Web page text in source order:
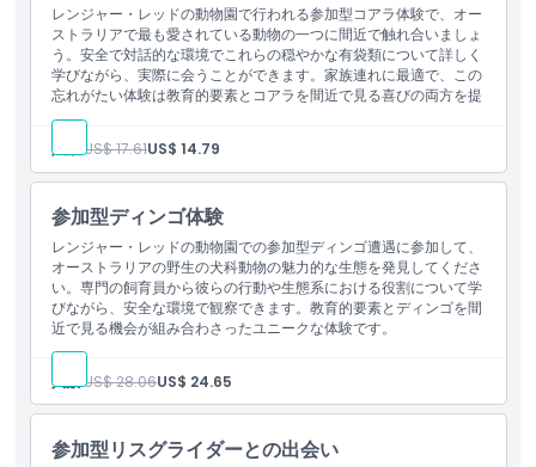
レンジャー・レッドの動物園で行われる参加型コアラ体験で、オー
ストラリアで最も愛されている動物の一つに間近で触れ合いましょ
う。安全で対話的な環境でこれらの穏やかな有袋類について詳しく
学びながら、実際に会うことができます。家族連れに最適で、この
忘れがたい体験は教育的要素とコアラを間近で見る喜びの両方を提
供します。
人数: US$ 17.61US$ 14.79
参加型ディンゴ体験
レンジャー・レッドの動物園での参加型ディンゴ遭遇に参加して、
オーストラリアの野生の犬科動物の魅力的な生態を発見してくださ
い。専門の飼育員から彼らの行動や生態系における役割について学
びながら、安全な環境で観察できます。教育的要素とディンゴを間
近で見る機会が組み合わさったユニークな体験です。
人数:US$ 28.06US$ 24.65
参加型リスグライダーとの出会い